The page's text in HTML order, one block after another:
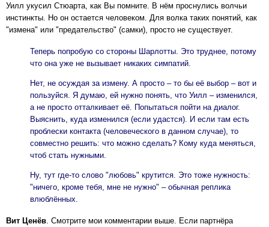
Уилл укусил Стюарта, как Вы помните. В нём проснулись волчьи
инстинкты. Но он остается человеком. Для волка таких понятий, как
"измена" или "предательство" (самки), просто не существует.
Теперь попробую со стороны Шарлотты. Это труднее, потому
что она уже не вызывает никаких симпатий.
Нет, не осуждая за измену. А просто – то бы её выбор – вот и
пользуйся. Я думаю, ей нужно понять, что Уилл – изменился,
а не просто отталкивает её. Попытаться пойти на диалог.
Выяснить, куда изменился (если удастся). И если там есть
проблески контакта (человеческого в данном случае), то
совместно решить: что можно сделать? Кому куда меняться,
чтоб стать нужными.
Ну, тут где-то слово "любовь" крутится. Это тоже нужность:
"ничего, кроме тебя, мне не нужно" – обычная реплика
влюблённых.
Вит Ценёв . Смотрите мои комментарии выше. Если партнёра